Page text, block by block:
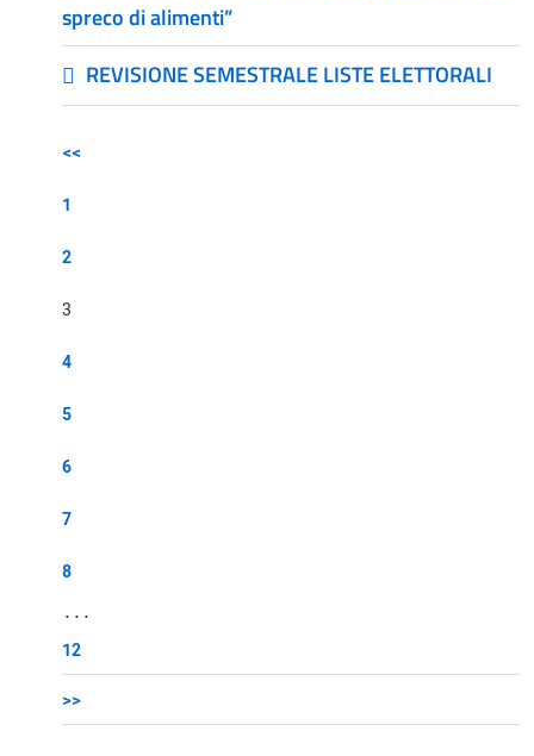
spreco di alimenti”
REVISIONE SEMESTRALE LISTE ELETTORALI
<<
1
2
3
4
5
6
7
8
...
12
>>